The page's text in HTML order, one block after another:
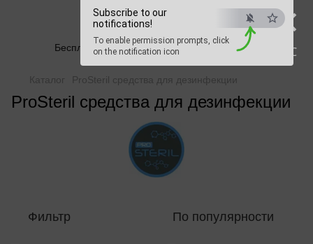
×
ESC
Subscribe to our
notifications!
To enable permission prompts, click
on the notification icon
Beauty Hunter
Бесплатная доставка при заказе от 2500 грн
Каталог ProSteril средства для дезинфекции
ProSteril средства для дезинфекции
Фильтр По популярности